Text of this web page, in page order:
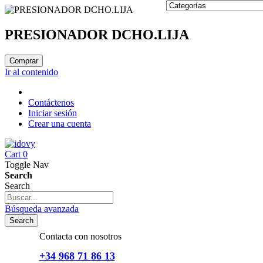
PRESIONADOR DCHO.LIJA
Comprar
Ir al contenido
Contáctenos
Iniciar sesión
Crear una cuenta
Cart 0
Toggle Nav
Search
Search
Búsqueda avanzada
Search
Contacta con nosotros
+34 968 71 86 13